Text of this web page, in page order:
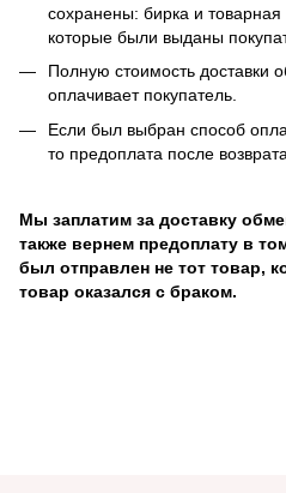
сохранены: бирка и товарная
которые были выданы
Полную стоимость доставки
оплачивает покупатель.
Если был выбран способ
то предоплата после
Мы заплатим за доставку
также вернем предоплату в
был отправлен не тот товар,
товар оказался с браком.